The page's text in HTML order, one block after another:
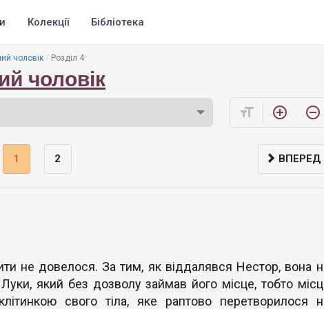
Колекції Бібліотека
чоловік Розділ 4
чоловік
format_size add_circle_outline remove_circle_outline
1 2 ВПЕРЕД
не довелося. За тим, як віддалявся Нестор, вона
який без дозволу займав його місце, тобто
свого тіла, яке раптово перетворилося